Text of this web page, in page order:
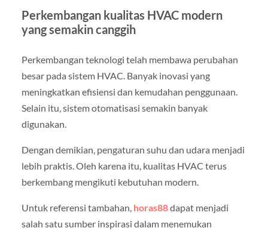
Perkembangan kualitas HVAC modern
yang semakin canggih
Perkembangan teknologi telah membawa perubahan
besar pada sistem HVAC. Banyak inovasi yang
meningkatkan efisiensi dan kemudahan penggunaan.
Selain itu, sistem otomatisasi semakin banyak
digunakan.
Dengan demikian, pengaturan suhu dan udara menjadi
lebih praktis. Oleh karena itu, kualitas HVAC terus
berkembang mengikuti kebutuhan modern.
Untuk referensi tambahan, horas88dapat menjadi
salah satu sumber inspirasi dalam menemukan